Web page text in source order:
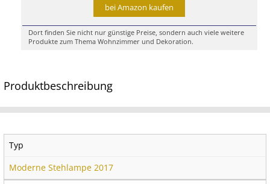
bei Amazon kaufen
Dort finden Sie nicht nur günstige Preise, sondern auch viele weitere
Produkte zum Thema Wohnzimmer und Dekoration.
Produktbeschreibung
Typ
Moderne Stehlampe 2017